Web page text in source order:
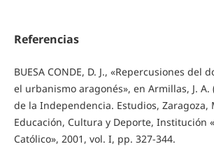
Referencias
BUESA CONDE, D. J., «Repercusiones del
el urbanismo aragonés», en Armillas, J. A.
de la Independencia. Estudios, Zaragoza,
Educación, Cultura y Deporte, Institución
Católico», 2001, vol. I, pp. 327-344.